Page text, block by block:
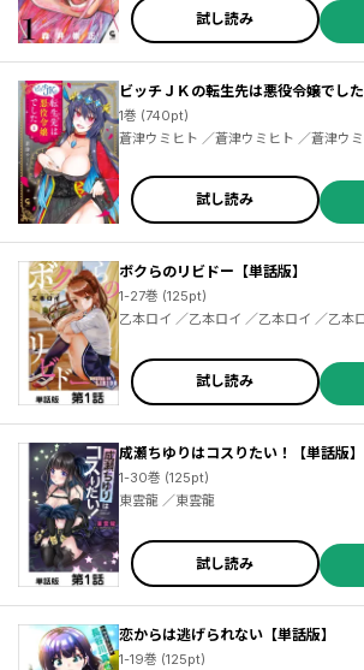
試し読み
ビッチＪＫの転生先は悪役令嬢でした
1巻 (740pt)
蒼津ウミヒト ／蒼津ウミヒト
試し読み
ボクらのリビドー【単話版】
1-27巻 (125pt)
乙本ロイ ／乙本ロイ ／乙本ロ
試し読み
成瀬ちゆりはコスりたい！【単話版】
1-30巻 (125pt)
東雲龍 ／東雲龍
試し読み
恋からは逃げられない【単話版】
1-19巻 (125pt)